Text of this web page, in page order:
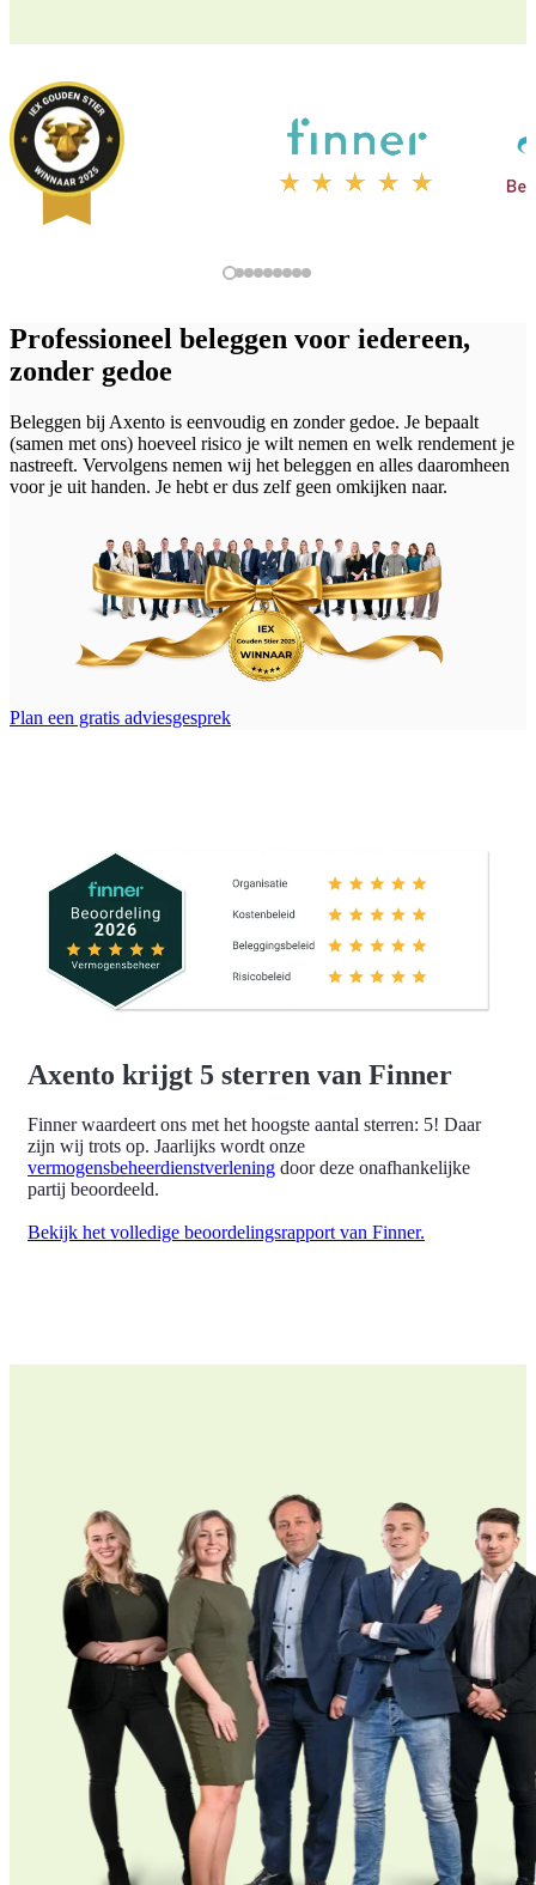
Professioneel beleggen voor iedereen,
zonder gedoe
Beleggen bij Axento is eenvoudig en zonder gedoe. Je bepaalt
(samen met ons) hoeveel risico je wilt nemen en welk rendement je
nastreeft. Vervolgens nemen wij het beleggen en alles daaromheen
voor je uit handen. Je hebt er dus zelf geen omkijken naar.
Plan een gratis adviesgesprek
Axento krijgt 5 sterren van Finner
Finner waardeert ons met het hoogste aantal sterren: 5! Daar
zijn wij trots op. Jaarlijks wordt onze
vermogensbeheerdienstverlening door deze onafhankelijke
partij beoordeeld.
Bekijk het volledige beoordelingsrapport van Finner.